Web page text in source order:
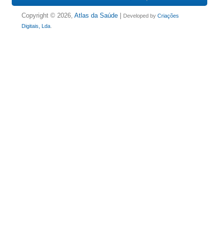
Copyright © 2026, Atlas da Saúde Developed by Criações
Digitais, Lda